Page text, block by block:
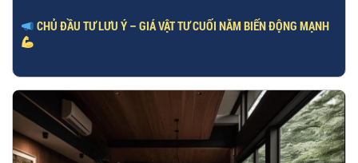
CHỦ ĐẦU TƯ LƯU Ý – GIÁ VẬT TƯ CUỐI NĂM BIẾN ĐỘNG MẠNH